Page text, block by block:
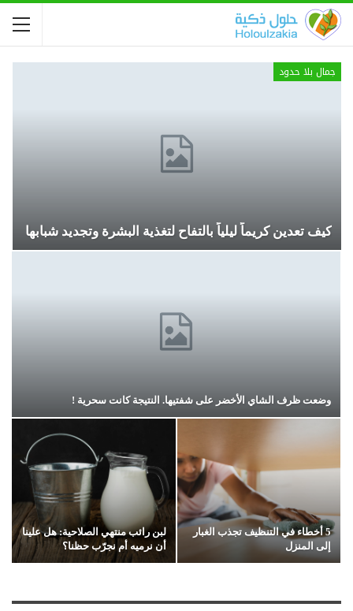
جمال بلا حدود
كيف تعدين كريماً ليلياً بالتفاح لتغذية البشرة وتجديد شبابها
وضعت ظرف الشاي الأخضر على شفتيها. النتيجة كانت سحرية !
5 أخطاء في التنظيف تجذب الغبار
إلى المنزل
لبن رائب منتهي الصلاحية: هل علينا
أن نرميه أم نجرّب حظنا؟